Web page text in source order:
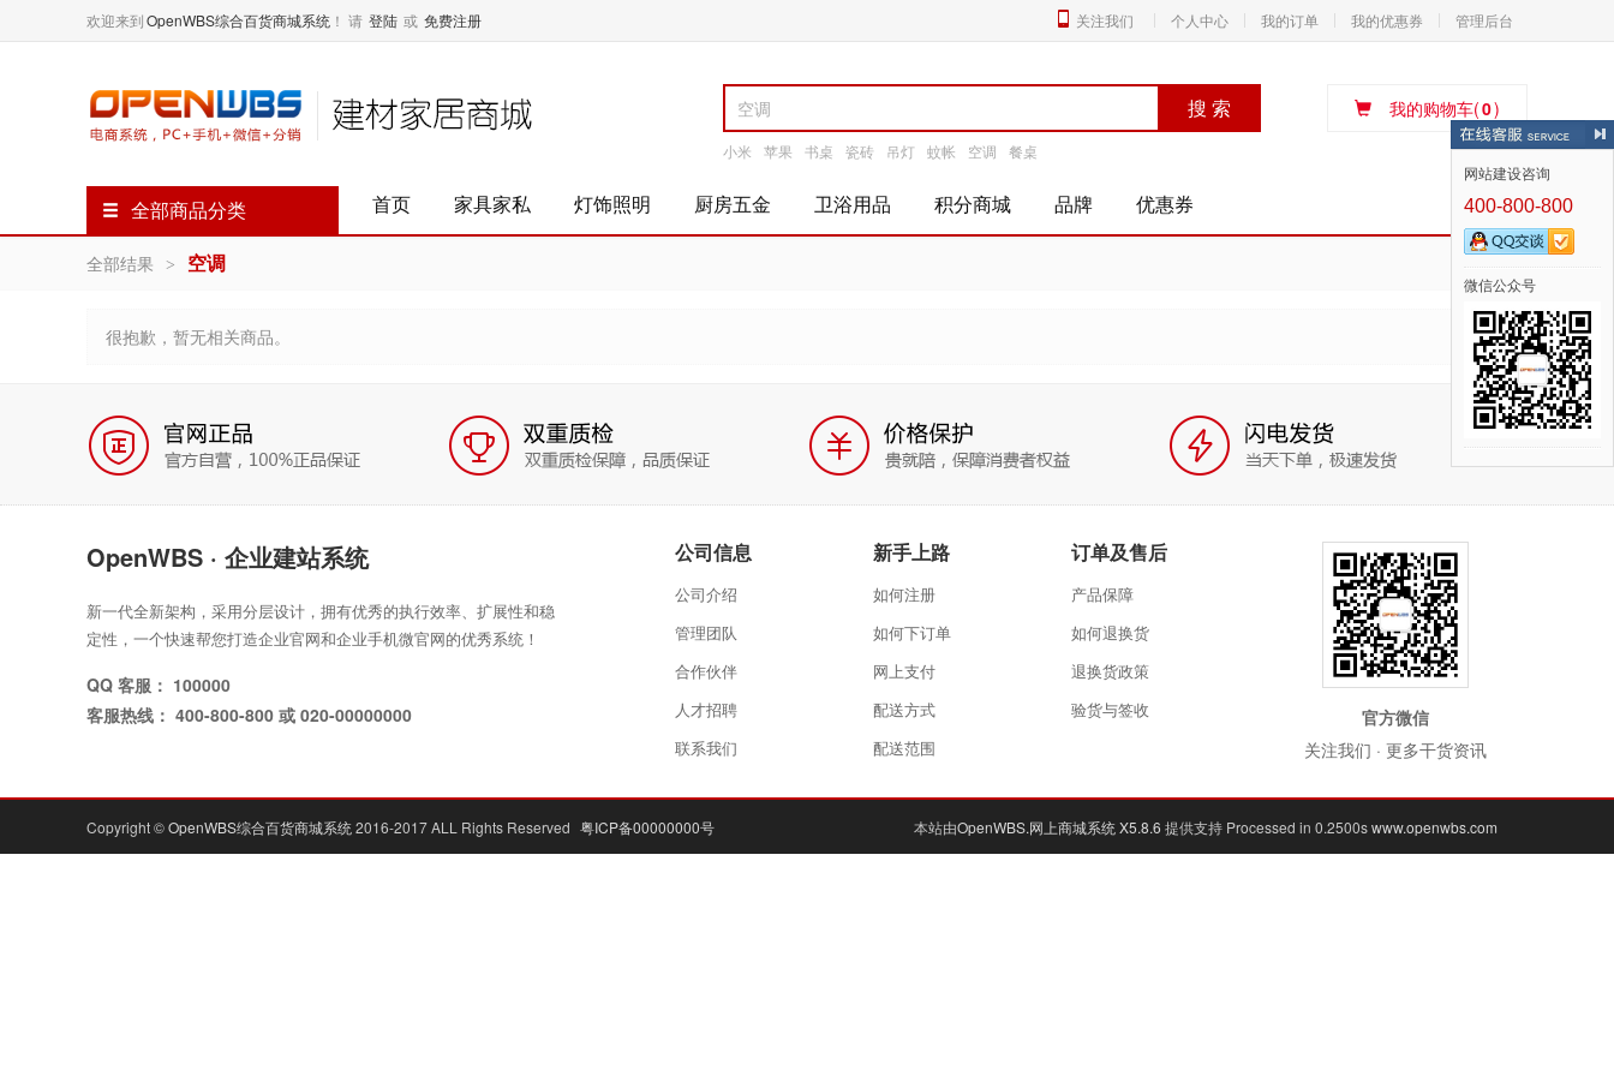
关注我们 个人中心 我的订单 我的优惠券 管理后台
欢迎来到OpenWBS综合百货商城系统 ！ 请 登陆 或 免费注册
全部商品分类 首页 家具家私 灯饰照明 厨房五金 卫浴用品 积分商城 品牌 优惠券
搜 索
小米 苹果 书桌 瓷砖 吊灯 蚊帐 空调 餐桌
我的购物车(0)
全部结果 > 空调
很抱歉，暂无相关商品。
OpenWBS · 企业建站系统
新一代全新架构，采用分层设计，拥有优秀的执行效率、扩展性和稳
定性，一个快速帮您打造企业官网和企业手机微官网的优秀系统！
QQ 客服： 100000
客服热线： 400-800-800 或 020-00000000
公司信息
公司介绍
管理团队
合作伙伴
人才招聘
联系我们
新手上路
如何注册
如何下订单
网上支付
配送方式
配送范围
订单及售后
产品保障
如何退换货
退换货政策
验货与签收
官方微信
关注我们 · 更多干货资讯
本站由OpenWBS.网上商城系统 X5.8.6 提供支持 Processed in 0.2500swww.openwbs.com
Copyright ©OpenWBS综合百货商城系统2016-2017 ALL Rights Reserved 粤ICP备00000000号
网站建设咨询
400-800-800
微信公众号